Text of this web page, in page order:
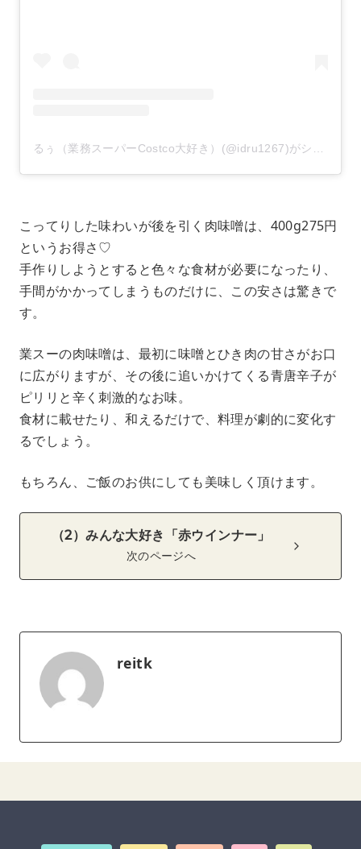
るぅ（業務スーパーCostco大好き）(@idru1267)がシェアした投稿
こってりした味わいが後を引く肉味噌は、400g275円
というお得さ♡
手作りしようとすると色々な食材が必要になったり、
手間がかかってしまうものだけに、この安さは驚きで
す。
業スーの肉味噌は、最初に味噌とひき肉の甘さがお口
に広がりますが、その後に追いかけてくる青唐辛子が
ピリリと辛く刺激的なお味。
食材に載せたり、和えるだけで、料理が劇的に変化す
るでしょう。
もちろん、ご飯のお供にしても美味しく頂けます。
（2）みんな大好き「赤ウインナー」
次のページへ
reitk